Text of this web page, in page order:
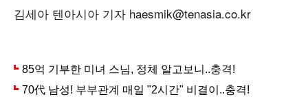
김세아 텐아시아 기자 haesmik@tenasia.co.kr